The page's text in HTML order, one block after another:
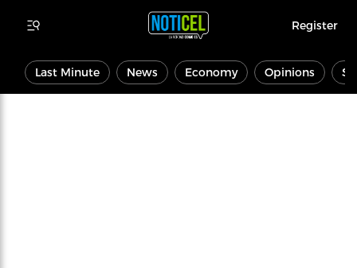
Register
Last Minute News Economy Opinions